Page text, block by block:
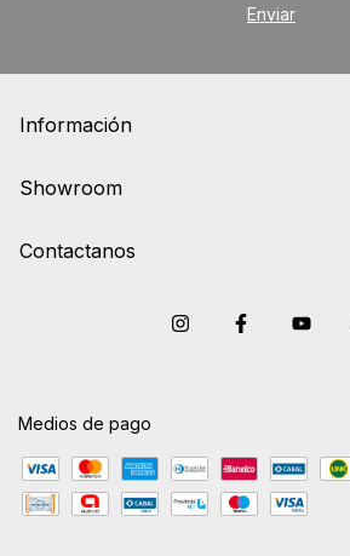
Información
Showroom
Contactanos
Medios de pago